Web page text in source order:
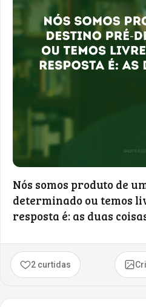
Nós somos produto de
determinado ou temos
resposta é: as duas
2 curtidas